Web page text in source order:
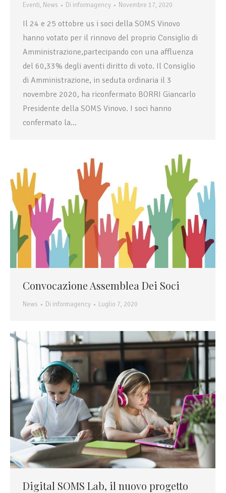
Eventi, News Di informagency Novembre 17, 2020
Il 24 e 25 ottobre us i soci della SOMS Vinovo
hanno votato per il rinnovo del proprio Consiglio di
Amministrazione,partecipando con una affluenza
del 60,33% degli aventi diritto di voto. Il Consiglio
di Amministrazione, in seduta ordinaria il 3
novembre 2020, ha riconfermato BORRI Giancarlo
Presidente della SOMS Vinovo. I soci hanno
confermato la…
Convocazione Assemblea Dei Soci
News Di informagency Luglio 7, 2020
Digital SOMS Lab, il nuovo progetto